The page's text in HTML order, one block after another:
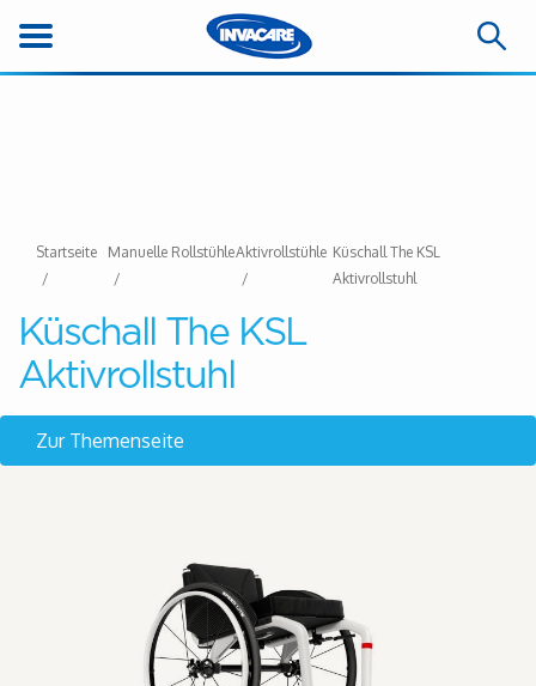
Startseite Manuelle RollstühleAktivrollstühle Küschall The KSL
Aktivrollstuhl
Küschall The KSL
Aktivrollstuhl
Zur Themenseite